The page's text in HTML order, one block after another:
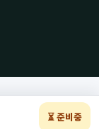
⏳ 준비중